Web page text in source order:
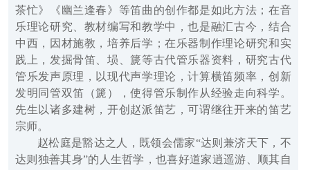
茶忙》《幽兰逢春》等笛曲的创作都是如此方法；在音
乐理论研究、教材编写和教学中，也是融汇古今，结合
中西，因材施教，培养后学；在乐器制作理论研究和实
践上，发掘骨笛、埙、篪等古代管乐器资料，研究古代
管乐发声原理，以现代声学理论，计算横笛频率，创新
发明同管双笛（篪），使得管乐制作从经验走向科学。
先生以诸多建树，开创赵派笛艺，可谓继往开来的笛艺
宗师。
赵松庭是豁达之人，既领会儒家“达则兼济天下，不
达则独善其身”的人生哲学，也喜好道家逍遥游、顺其自